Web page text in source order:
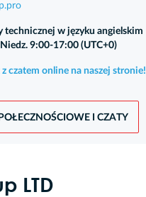
technicznej w języku angielskim
9:00-17:00 (UTC+0)
czatem online na naszej stronie!
I CZATY
LTD